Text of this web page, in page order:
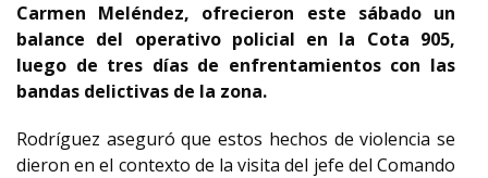
Carmen Meléndez, ofrecieron este sábado un
balance del operativo policial en la Cota 905,
luego de tres días de enfrentamientos con las
bandas delictivas de la zona.
Rodríguez aseguró que estos hechos de violencia se
dieron en el contexto de la visita del jefe del Comando